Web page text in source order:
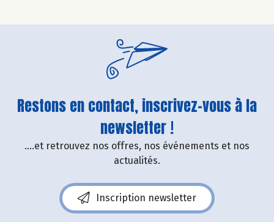
Restons en contact, inscrivez-vous à la
newsletter !
....et retrouvez nos offres, nos événements et nos
actualités.
Inscription newsletter